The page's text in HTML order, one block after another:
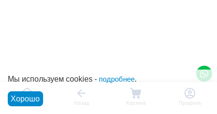
Главная Назад Корзина Профиль
Мы используем cookies - подробнее.
Хорошо